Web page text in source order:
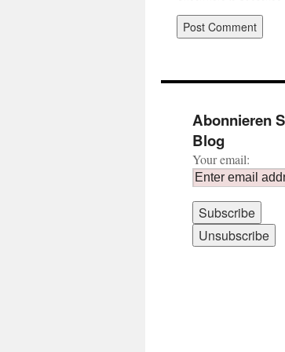
Abonnieren
Blog
Your email: